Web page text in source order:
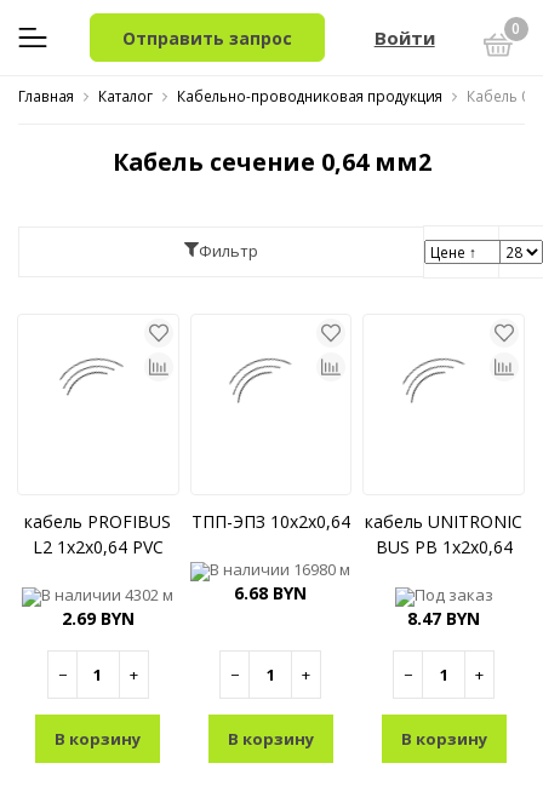
Отправить запрос Войти 0
Главная Каталог Кабельно-проводниковая продукция Кабель
Кабель сечение 0,64 мм2
Фильтр
кабель PROFIBUS
L2 1x2x0,64 PVC
В наличии4302 м
2.69 BYN
− +
В корзину
ТПП-ЭПЗ 10x2x0,64
В наличии 16980 м
6.68 BYN
− +
В корзину
кабель UNITRONIC
BUS PB 1x2x0,64
Под заказ
8.47 BYN
− +
В корзину